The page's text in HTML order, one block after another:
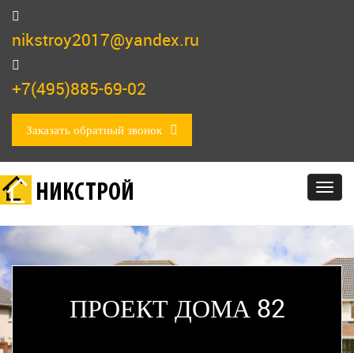
nikstroy2017@yandex.ru
+7(495)885-69-02
Заказать обратный звонок
НИКСТРОЙ
ПРОЕКТ ДОМА 82